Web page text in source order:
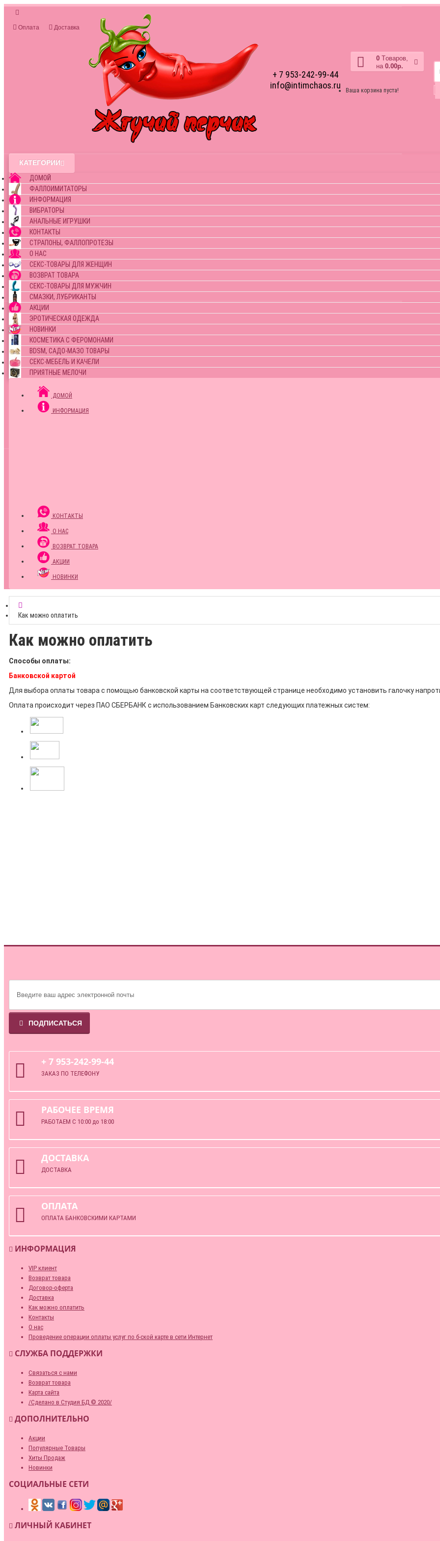
Оплата Доставка
+ 7 953-242-99-44
info@intimchaos.ru
0 Tоваров,
на 0.00р.
Ваша корзина пуста!
КАТЕГОРИИ
ДОМОЙ
ФАЛЛОИМИТАТОРЫ
ИНФОРМАЦИЯ
ВИБРАТОРЫ
АНАЛЬНЫЕ ИГРУШКИ
КОНТАКТЫ
СТРАПОНЫ, ФАЛЛОПРОТЕЗЫ
О НАС
СЕКС-ТОВАРЫ ДЛЯ ЖЕНЩИН
ВОЗВРАТ ТОВАРА
СЕКС-ТОВАРЫ ДЛЯ МУЖЧИН
СМАЗКИ, ЛУБРИКАНТЫ
АКЦИИ
ЭРОТИЧЕСКАЯ ОДЕЖДА
НОВИНКИ
КОСМЕТИКА С ФЕРОМОНАМИ
BDSM, САДО-МАЗО ТОВАРЫ
СЕКС-МЕБЕЛЬ И КАЧЕЛИ
ПРИЯТНЫЕ МЕЛОЧИ
ДОМОЙ
ИНФОРМАЦИЯ
КОНТАКТЫ
О НАС
ВОЗВРАТ ТОВАРА
АКЦИИ
НОВИНКИ
Как можно оплатить
Как можно оплатить
Способы оплаты:
Банковской картой
Для выбора оплаты товара с помощью банковской карты на соответствующей странице необходимо установить галочку
Оплата происходит через ПАО СБЕРБАНК с использованием Банковских карт следующих платежных систем:
ПОДПИСАТЬСЯ
+ 7 953-242-99-44
ЗАКАЗ ПО ТЕЛЕФОНУ
РАБОЧЕЕ ВРЕМЯ
РАБОТАЕМ С 10:00 до 18:00
ДОСТАВКА
ДОСТАВКА
ОПЛАТА
ОПЛАТА БАНКОВСКИМИ КАРТАМИ
ИНФОРМАЦИЯ
VIP клиент
Возврат товара
Договор-оферта
Доставка
Как можно оплатить
Контакты
О нас
Проведение операции оплаты услуг по б-ской карте в сети Интернет
СЛУЖБА ПОДДЕРЖКИ
Связаться с нами
Возврат товара
Карта сайта
/Сделано в Студия БД © 2020/
ДОПОЛНИТЕЛЬНО
Акции
Популярные Товары
Хиты Продаж
Новинки
СОЦИАЛЬНЫЕ СЕТИ
ЛИЧНЫЙ КАБИНЕТ